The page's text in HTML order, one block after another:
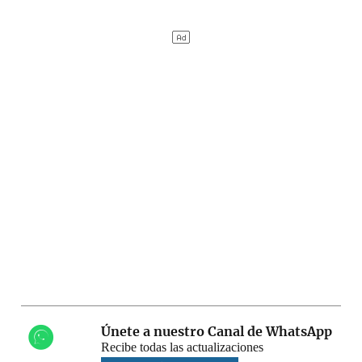
Únete a nuestro Canal de WhatsApp
Recibe todas las actualizaciones